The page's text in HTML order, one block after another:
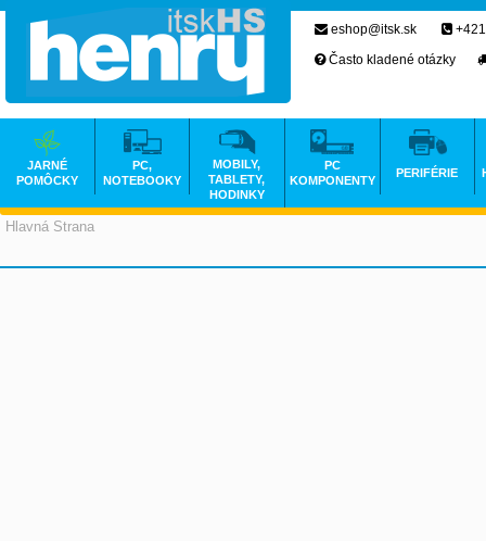
Hlavná Strana
eshop@itsk.sk
Často kladené otázky
JARNÉ
POMÔCKY
PC,
NOTEBOOKY
MOBILY,
TABLETY,
HODINKY
PC
KOMPONENTY
PERIFÉRIE